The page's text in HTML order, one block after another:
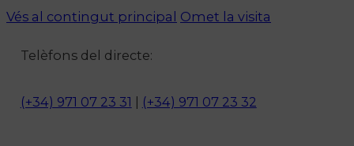
Vés al contingut principal Omet la visita
Telèfons del directe:
(+34) 971 07 23 31 (+34) 971 07 23 32
OCI